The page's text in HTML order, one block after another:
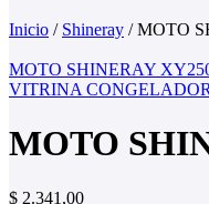
Inicio / Shineray /MOTO
MOTO SHINERAY
VITRINA
MOTO
$ 2.341,00